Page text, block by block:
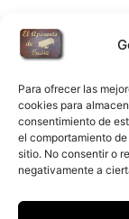
Para ofrecer las
cookies para
consentimiento de
el comportamiento
sitio. No consentir o
negativamente a